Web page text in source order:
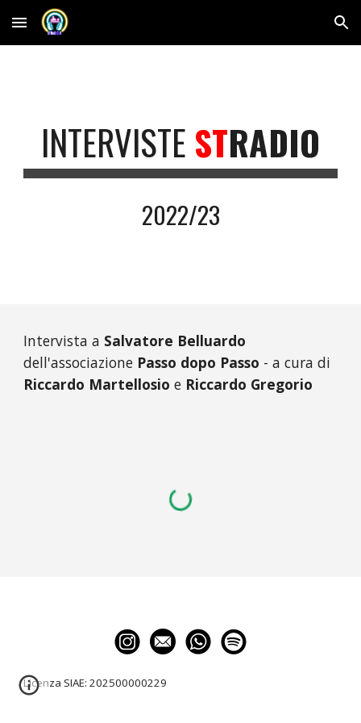
Skip to main content Skip to navigation
INTERVISTE STRADIO
2022/23
Intervista a Salvatore Belluardo
dell'associazione Passo dopo Passo - a cura di
Riccardo Martellosioe Riccardo Gregorio
Licenza SIAE:202500000229